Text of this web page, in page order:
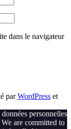
dans le navigateur
parWordPress et
personnelles
are committed to